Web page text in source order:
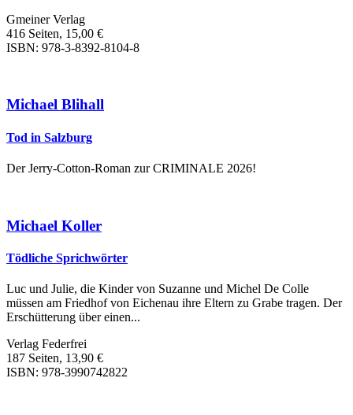
Gmeiner Verlag
416 Seiten, 15,00 €
ISBN: 978-3-8392-8104-8
Michael Blihall
Tod in Salzburg
Der Jerry-Cotton-Roman zur CRIMINALE 2026!
Michael Koller
Tödliche Sprichwörter
Luc und Julie, die Kinder von Suzanne und Michel De Colle
müssen am Friedhof von Eichenau ihre Eltern zu Grabe tragen. Der
Erschütterung über einen...
Verlag Federfrei
187 Seiten, 13,90 €
ISBN: 978-3990742822